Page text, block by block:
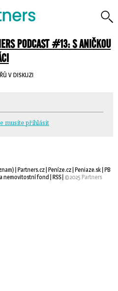
PODCAST #13: S ANIČKOU
V DISKUZI
musíte přihlásit
) | Partners.cz| Peníze.cz| Peniaze.sk| PB
nemovitostní fond| RSS| ©2025 Partners